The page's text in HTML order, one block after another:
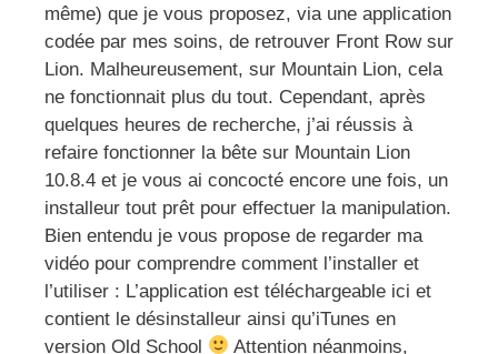
même) que je vous proposez, via une application
codée par mes soins, de retrouver Front Row sur
Lion. Malheureusement, sur Mountain Lion, cela
ne fonctionnait plus du tout. Cependant, après
quelques heures de recherche, j’ai réussis à
refaire fonctionner la bête sur Mountain Lion
10.8.4 et je vous ai concocté encore une fois, un
installeur tout prêt pour effectuer la manipulation.
Bien entendu je vous propose de regarder ma
vidéo pour comprendre comment l’installer et
l’utiliser : L’application est téléchargeable ici et
contient le désinstalleur ainsi qu’iTunes en
version Old School
Attention néanmoins,